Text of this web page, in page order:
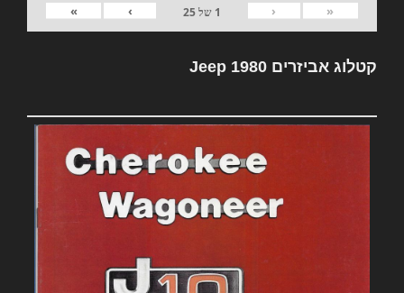
«
‹
1 של25
›
»
קטלוג אביזרים Jeep 1980